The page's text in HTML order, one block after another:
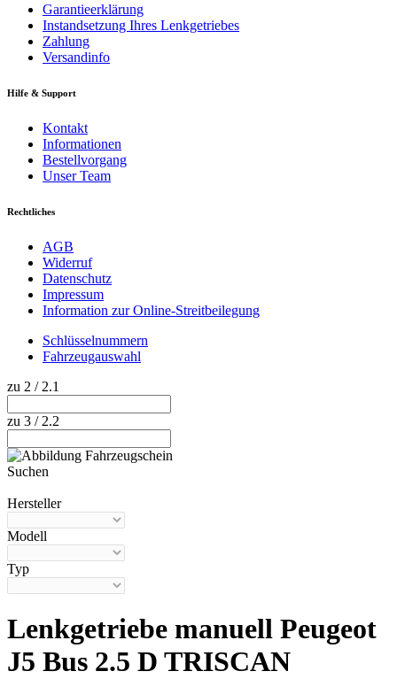
Garantieerklärung
Instandsetzung Ihres Lenkgetriebes
Zahlung
Versandinfo
Hilfe & Support
Kontakt
Informationen
Bestellvorgang
Unser Team
Rechtliches
AGB
Widerruf
Datenschutz
Impressum
Information zur Online-Streitbeilegung
Schlüsselnummern
Fahrzeugauswahl
zu 2 / 2.1
zu 3 / 2.2
Suchen
Hersteller
Modell
Typ
Lenkgetriebe manuell Peugeot
J5 Bus 2.5 D TRISCAN